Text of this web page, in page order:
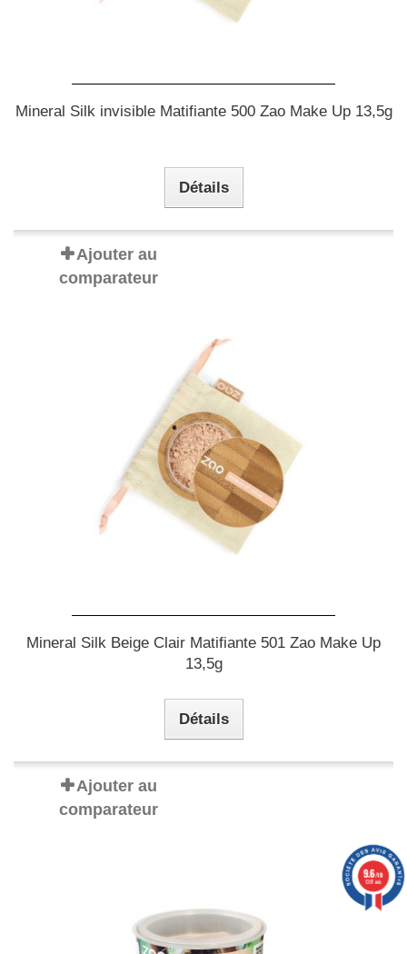
Mineral Silk invisible Matifiante 500 Zao Make Up 13,5g
Détails
Ajouter au
comparateur
Mineral Silk Beige Clair Matifiante 501 Zao Make Up
13,5g
Détails
Ajouter au
comparateur
9.6/10
1397 avis